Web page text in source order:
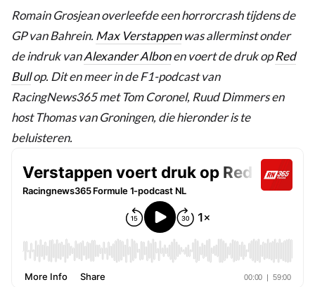
Romain Grosjean overleefde een horrorcrash tijdens de
GP van Bahrein. Max Verstappenwas allerminst onder
de indruk vanAlexander Albonen voert de druk opRed
Bullop. Dit en meer in de F1-podcast van
RacingNews365 met Tom Coronel, Ruud Dimmers en
host Thomas van Groningen, die hieronder is te
beluisteren.